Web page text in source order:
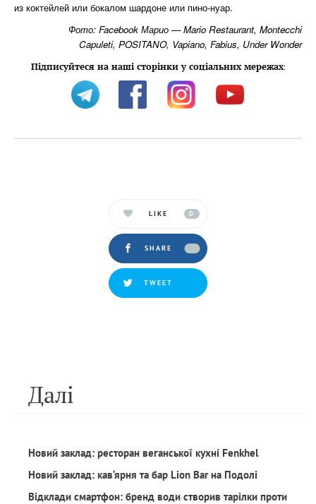
из коктейлей или бокалом шардоне или пино-нуар.
Фото: Facebook Марио — Mario Restaurant, Montecchi
Capuleti, POSITANO, Vapiano, Fabius, Under Wonder
Підписуйтеся на наші сторінки у соціальних мережах:
LIKE 0
SHARE
TWEET
Далi
Новий заклад: ресторан веганської кухні Fenkhel
Новий заклад: кав‘ярня та бар Lion Bar на Подолі
Відклади смартфон: бренд води створив тарілки проти